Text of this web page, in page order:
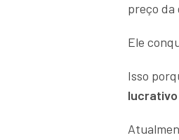
preço da
Ele
Isso
lucrativo